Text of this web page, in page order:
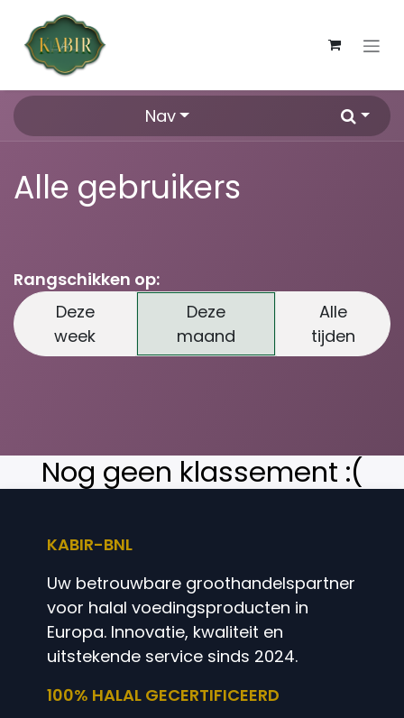
Overslaan naar inhoud
Nav
Alle gebruikers
Rangschikken op:
Deze
week
Deze
maand
Alle
tijden
Nog geen klassement :(
KABIR-BNL
Uw betrouwbare groothandelspartner
voor halal voedingsproducten in
Europa. Innovatie, kwaliteit en
uitstekende service sinds 2024.
100% HALAL GECERTIFICEERD